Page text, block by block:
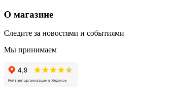
О магазине
Следите за новостями и событиями
Мы принимаем